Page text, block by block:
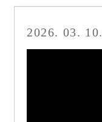
2026. 03. 10.